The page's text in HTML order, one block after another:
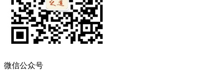
微信公众号